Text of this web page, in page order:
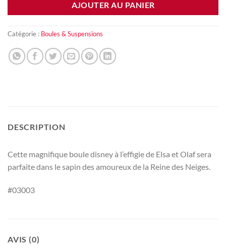
AJOUTER AU PANIER
Catégorie : Boules & Suspensions
DESCRIPTION
Cette magnifique boule disney à l’effigie de Elsa et Olaf sera
parfaite dans le sapin des amoureux de la Reine des Neiges.
#03003
AVIS (0)